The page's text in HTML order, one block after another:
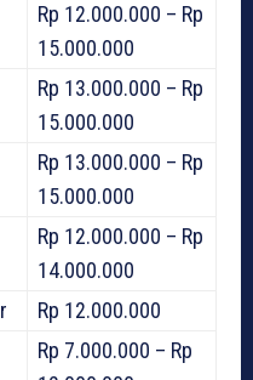
Rp 12.000.000 – Rp
15.000.000
Rp 13.000.000 – Rp
15.000.000
Rp 13.000.000 – Rp
15.000.000
Rp 12.000.000 – Rp
14.000.000
Rp 12.000.000
Rp 7.000.000 – Rp